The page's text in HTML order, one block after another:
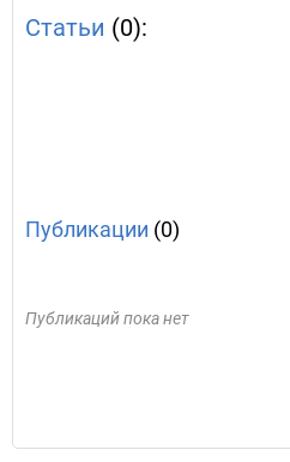
Статьи (0):
Публикации (0)
Публикаций пока нет